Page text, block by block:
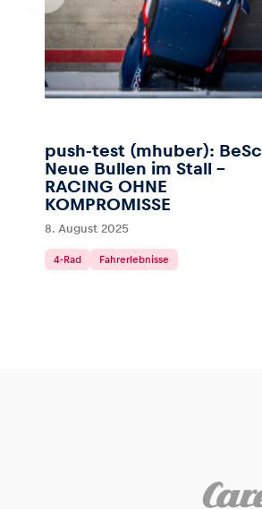
push-test (mhuber): BeSc
Neue Bullen im Stall –
RACING OHNE
KOMPROMISSE
8. August 2025
4-Rad Fahrerlebnisse